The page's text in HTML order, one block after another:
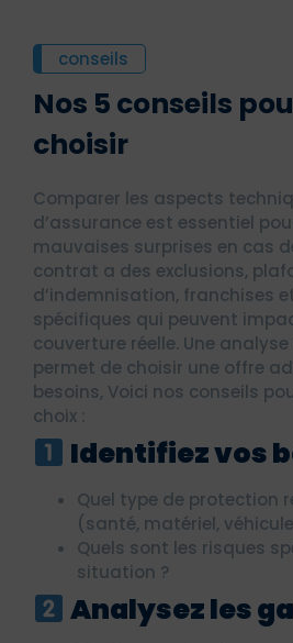
conseils
Nos 5 conseils
choisir
Comparer les aspects
d’assurance est essentiel
mauvaises surprises en cas
contrat a des exclusions,
d’indemnisation, franchises
spécifiques qui peuvent
couverture réelle. Une
permet de choisir une offre
besoins, Voici nos conseils
choix :
Identifiez vos
Quel type de protection
(santé, matériel,
Quels sont les risques
situation ?
Analysez les